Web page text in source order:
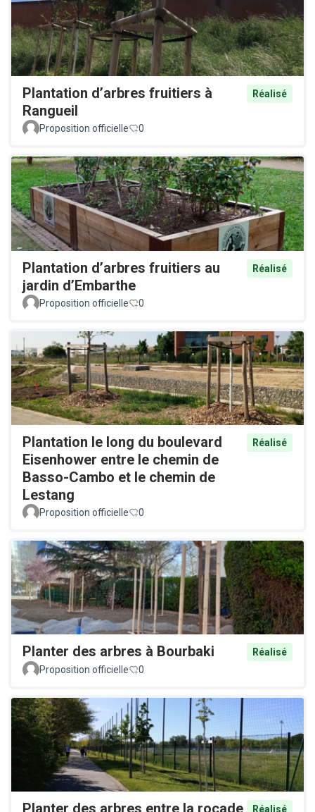
Plantation d’arbres fruitiers à
Rangueil
Réalisé
Proposition officielle 0
Plantation d’arbres fruitiers au
jardin d’Embarthe
Réalisé
Proposition officielle 0
Plantation le long du boulevard
Eisenhower entre le chemin de
Basso-Cambo et le chemin de
Lestang
Réalisé
Proposition officielle 0
Planter des arbres à Bourbaki
Réalisé
Proposition officielle
0
Planter des arbres entre la rocade
Réalisé